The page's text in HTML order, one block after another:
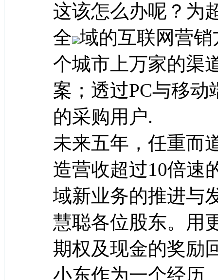
这该怎么办呢？为
全 域的互联网营
个城市上万家的渠
案；透过PC与移动
的采购用户.
未来五年，任重而
造营收超过10倍速
域新业务的推进与
慧聪各位股东。用
期权及现金的奖励
小东作为一个经历